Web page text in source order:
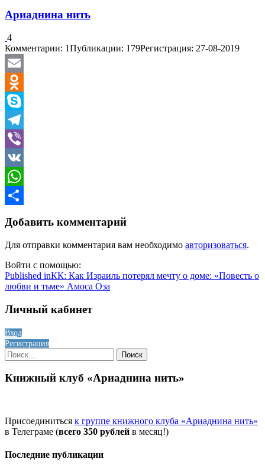
Ариаднина нить
4
Комментарии: 1Публикации: 179Регистрация: 27-08-2019
Email
Odnoklassniki
Skype
Telegram
Viber
VK
WhatsApp
Добавить комментарий
Для отправки комментария вам необходимо авторизоваться.
Войти с помощью:
Навигация
по
записям
Published inКК: Как Израиль потерял мечту о доме: «Повесть о
любви и тьме» Амоса Оза
Личный кабинет
Вход
Регистрация
Найти:
Книжный клуб «Ариаднина нить»
Присоединиться к группе книжного клуба «Ариаднина нить»
в Телеграме (всего 350 рублей в месяц!)
Последние публикации